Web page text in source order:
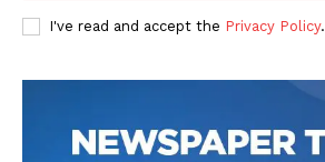
I've read and accept the Privacy Policy.